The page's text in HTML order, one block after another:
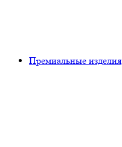
Премиальные изделия